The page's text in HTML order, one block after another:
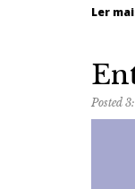
Ler
Posted